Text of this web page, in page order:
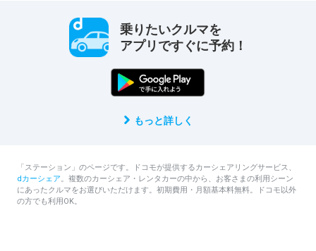
乗りたいクルマを
アプリですぐに予約！
もっと詳しく
「ステーション」のページです。ドコモが提供するカーシェアリングサービス、
dカーシェア。複数のカーシェア・レンタカーの中から、お客さまの利用シーン
にあったクルマをお選びいただけます。初期費用・月額基本料無料。ドコモ以外
の方でも利用OK。